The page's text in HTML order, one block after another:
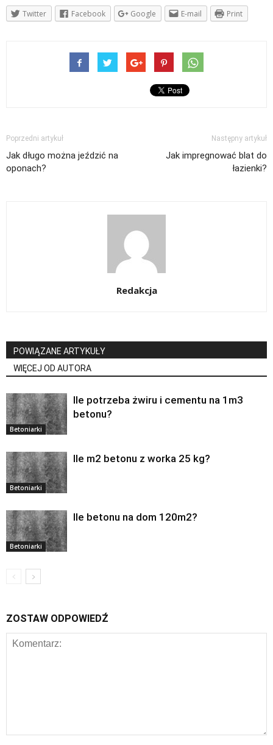
Twitter Facebook Google E-mail Print
Poprzedni artykuł
Jak długo można jeździć na
oponach?
Następny artykuł
Jak impregnować blat do
łazienki?
Redakcja
POWIĄZANE ARTYKUŁY
WIĘCEJ OD AUTORA
Betoniarki
Ile potrzeba żwiru i cementu na 1m3
betonu?
Betoniarki
Ile m2 betonu z worka 25 kg?
Betoniarki
Ile betonu na dom 120m2?
ZOSTAW ODPOWIEDŹ